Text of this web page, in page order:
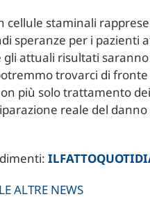
cellule staminali
speranze per i pazienti
gli attuali risultati saranno
trovarci di fronte
più solo trattamento dei
reale del danno
ALTRE NEWS